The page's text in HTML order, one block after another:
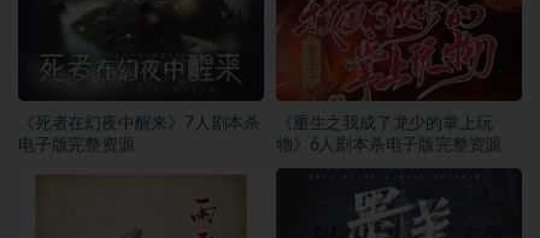
《死者在幻夜中醒来》7人剧本杀
电子版完整资源
《重生之我成了龙少的掌上玩
物》6人剧本杀电子版完整资源